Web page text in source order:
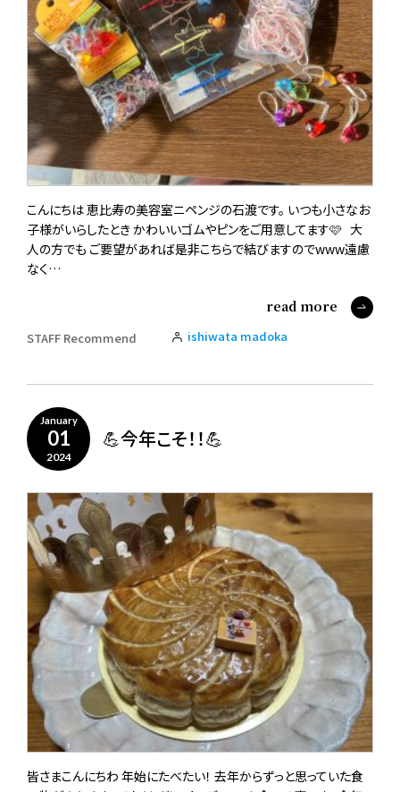
こんにちは 恵比寿の美容室ニペンジの石渡です。 いつも小さなお
子様がいらしたとき かわいいゴムやピンをご用意してます🩷 大
人の方でも ご要望があれば是非こちらで結びますのでwww遠慮
なく…
read more
STAFF Recommend ishiwata madoka
January
01
2024
💪今年こそ！！💪
皆さまこんにちわ 年始にたべたい！ 去年からずっと思っていた食